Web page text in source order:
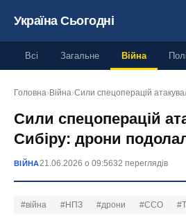
Україна Сьогодні
Всі Загальне Війна
Головна› Війна›Сили спецоперацій
Сили спецоперацій
Сибіру: дрони
ВІЙНА21.06.2026 о 09:5632 переглядів
#війна #НПЗ #дрони #ССО